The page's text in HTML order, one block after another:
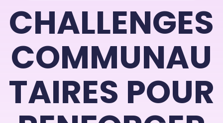
CHALLENGES
COMMUNAU
TAIRES POUR